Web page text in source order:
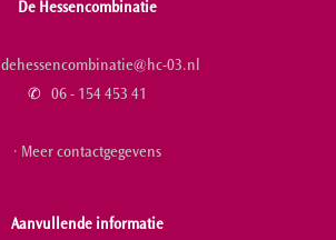
De Hessencombinatie
dehessencombinatie@hc-03.nl
✆ 06 - 154 453 41
· Meer contactgegevens
Aanvullende informatie